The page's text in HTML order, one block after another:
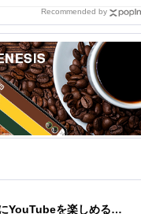
Recommended by
課金をせずとも快適にYouTubeを楽しめるようになったよ